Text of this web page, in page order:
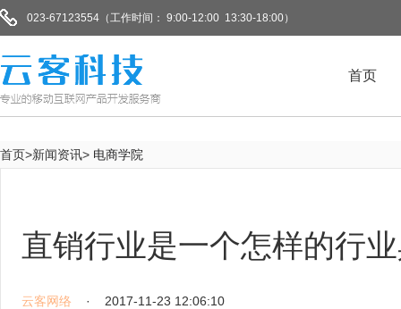
023-67123554（工作时间： 9:00-12:00 13:30-18:00）
首页
首页>新闻资讯> 电商学院
直销行业是一个怎样的行
云客网络 · 2017-11-23 12:06:10